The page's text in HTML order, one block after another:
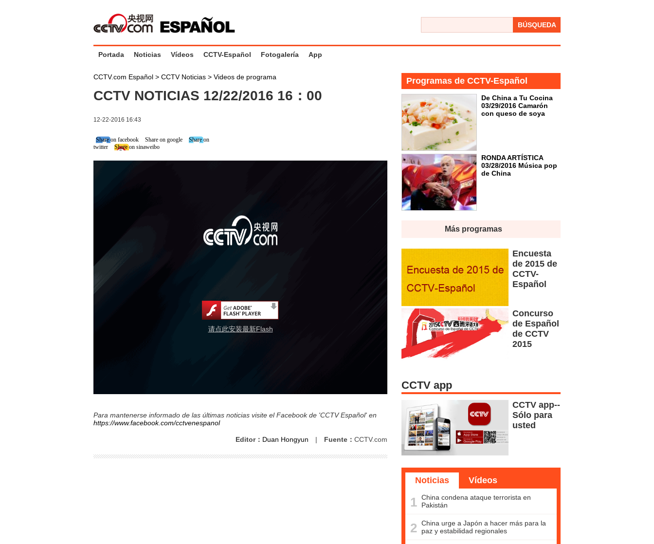
BÚSQUEDA
Portada Noticias Vídeos CCTV-Español Fotogalería App
CCTV.com Español > CCTV Noticias > Videos de programa
CCTV NOTICIAS 12/22/2016 16：00
12-22-2016 16:43
Share on facebook Share on google
Share on
twitter
Share on sinaweibo
请点此安装最新Flash
Para mantenerse informado de las últimas noticias visite el Facebook de 'CCTV Español' en
https://www.facebook.com/cctvenespanol
Editor： Duan Hongyun | Fuente： CCTV.com
Programas de CCTV-Español
De China a Tu Cocina
03/29/2016 Camarón
con queso de soya
RONDA ARTÍSTICA
03/28/2016 Música pop
de China
Más programas
Encuesta
de 2015 de
CCTV-
Español
Concurso
de Español
de CCTV
2015
CCTV app
CCTV app--
Sólo para
usted
Noticias Vídeos
1 China condena ataque terrorista en
Pakistán
2 China urge a Japón a hacer más para la
paz y estabilidad regionales